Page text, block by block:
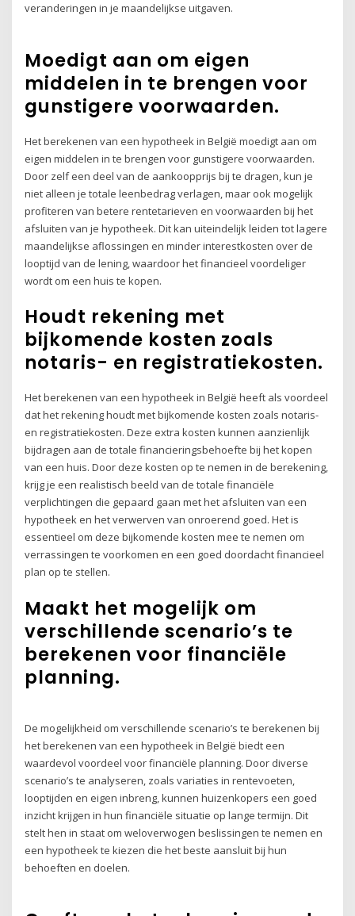
veranderingen in je maandelijkse uitgaven.
Moedigt aan om eigen
middelen in te brengen voor
gunstigere voorwaarden.
Het berekenen van een hypotheek in België moedigt aan om
eigen middelen in te brengen voor gunstigere voorwaarden.
Door zelf een deel van de aankoopprijs bij te dragen, kun je
niet alleen je totale leenbedrag verlagen, maar ook mogelijk
profiteren van betere rentetarieven en voorwaarden bij het
afsluiten van je hypotheek. Dit kan uiteindelijk leiden tot lagere
maandelijkse aflossingen en minder interestkosten over de
looptijd van de lening, waardoor het financieel voordeliger
wordt om een huis te kopen.
Houdt rekening met
bijkomende kosten zoals
notaris- en registratiekosten.
Het berekenen van een hypotheek in België heeft als voordeel
dat het rekening houdt met bijkomende kosten zoals notaris-
en registratiekosten. Deze extra kosten kunnen aanzienlijk
bijdragen aan de totale financieringsbehoefte bij het kopen
van een huis. Door deze kosten op te nemen in de berekening,
krijg je een realistisch beeld van de totale financiële
verplichtingen die gepaard gaan met het afsluiten van een
hypotheek en het verwerven van onroerend goed. Het is
essentieel om deze bijkomende kosten mee te nemen om
verrassingen te voorkomen en een goed doordacht financieel
plan op te stellen.
Maakt het mogelijk om
verschillende scenario’s te
berekenen voor financiële
planning.
De mogelijkheid om verschillende scenario’s te berekenen bij
het berekenen van een hypotheek in België biedt een
waardevol voordeel voor financiële planning. Door diverse
scenario’s te analyseren, zoals variaties in rentevoeten,
looptijden en eigen inbreng, kunnen huizenkopers een goed
inzicht krijgen in hun financiële situatie op lange termijn. Dit
stelt hen in staat om weloverwogen beslissingen te nemen en
een hypotheek te kiezen die het beste aansluit bij hun
behoeften en doelen.